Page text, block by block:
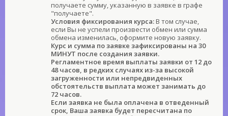
получаете сумму, указанную в заявке в графе
"получаете".
Условия фиксирования курса: В том случае,
если Вы не успели произвести обмен или сумма
обмена изменилась, оформите новую заявку.
Курс и сумма по заявке зафиксированы на 30
МИНУТ после создания заявки.
Регламентное время выплаты заявки от 12 до
48 часов, в редких случаях из-за высокой
загруженности или непредвиденных
обстоятельств выплата может занимать до
72 часов.
Если заявка не была оплачена в отведенный
срок, Ваша заявка будет пересчитана по